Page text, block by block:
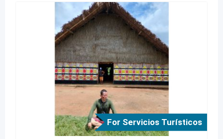
For Servicios Turísticos